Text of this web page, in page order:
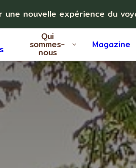
nouvelle expérience du
Qui
sommes-
nous
Magazine